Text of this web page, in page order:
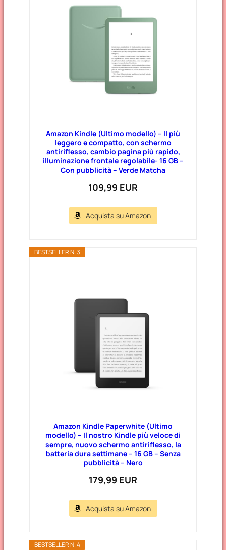
Amazon Kindle (Ultimo modello) – Il più
leggero e compatto, con schermo
antiriflesso, cambio pagina più rapido,
illuminazione frontale regolabile- 16 GB –
Con pubblicità – Verde Matcha
109,99 EUR
Acquista su Amazon
BESTSELLER N. 3
Amazon Kindle Paperwhite (Ultimo
modello) – Il nostro Kindle più veloce di
sempre, nuovo schermo antiriflesso, la
batteria dura settimane – 16 GB – Senza
pubblicità – Nero
179,99 EUR
Acquista su Amazon
BESTSELLER N. 4